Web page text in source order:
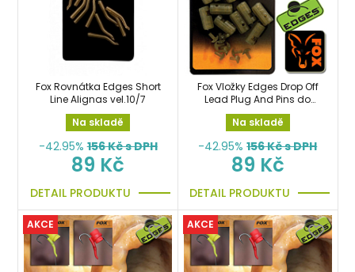
Fox Rovnátka Edges Short
Line Alignas vel.10/7
Na skladě
-42.95% 156Kč s DPH
89 Kč
DETAIL PRODUKTU
Fox Vložky Edges Drop Off
Lead Plug And Pins do
olov
Na skladě
-42.95% 156Kč s DPH
89 Kč
DETAIL PRODUKTU
AKCE AKCE